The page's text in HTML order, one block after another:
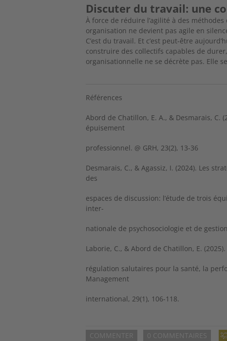
Discuter du travail: une
À force de réduire l’agilité à des
organisation ne devient pas agile en
C’est du travail. Et c’est peut-être
construire des collectifs capables de
organisationnelle ne se décrète pas. Elle
Références
Abord de Chatillon, E. A., & Desmarais, C.
épuisement
professionnel. @ GRH, 23(2), 13-36
Desmarais, C., & Agassiz, I. (2024). Les
des
espaces de discussion: l’étude de trois
inter-
nationale de psychosociologie et de
Laborie, C., & Abord de Chatillon, E.
régulation salutaires pour la santé, la
Management
international, 29(1), 106-118.
COMMENTER 0 COMMENTAIRES